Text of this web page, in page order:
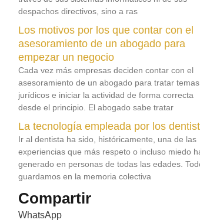
despachos directivos, sino a ras
Los motivos por los que contar con el
asesoramiento de un abogado para
empezar un negocio
Cada vez más empresas deciden contar con el
asesoramiento de un abogado para tratar temas
jurídicos e iniciar la actividad de forma correcta
desde el principio. El abogado sabe tratar
La tecnología empleada por los
Ir al dentista ha sido, históricamente, una de las
experiencias que más respeto o incluso miedo
generado en personas de todas las edades.
guardamos en la memoria colectiva
Compartir
WhatsApp